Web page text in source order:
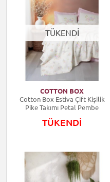
TÜKENDİ
COTTON BOX
Cotton Box Estiva Çift Kişilik
Pike Takımı Petal Pembe
TÜKENDİ